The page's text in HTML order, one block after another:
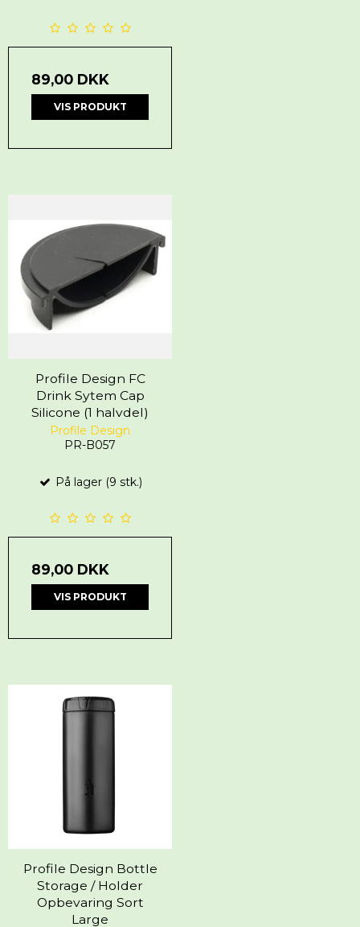
89,00 DKK
VIS PRODUKT
Profile Design FC
Drink Sytem Cap
Silicone (1 halvdel)
Profile Design
PR-B057
På lager (9 stk.)
89,00 DKK
VIS PRODUKT
Profile Design Bottle
Storage / Holder
Opbevaring Sort
Large